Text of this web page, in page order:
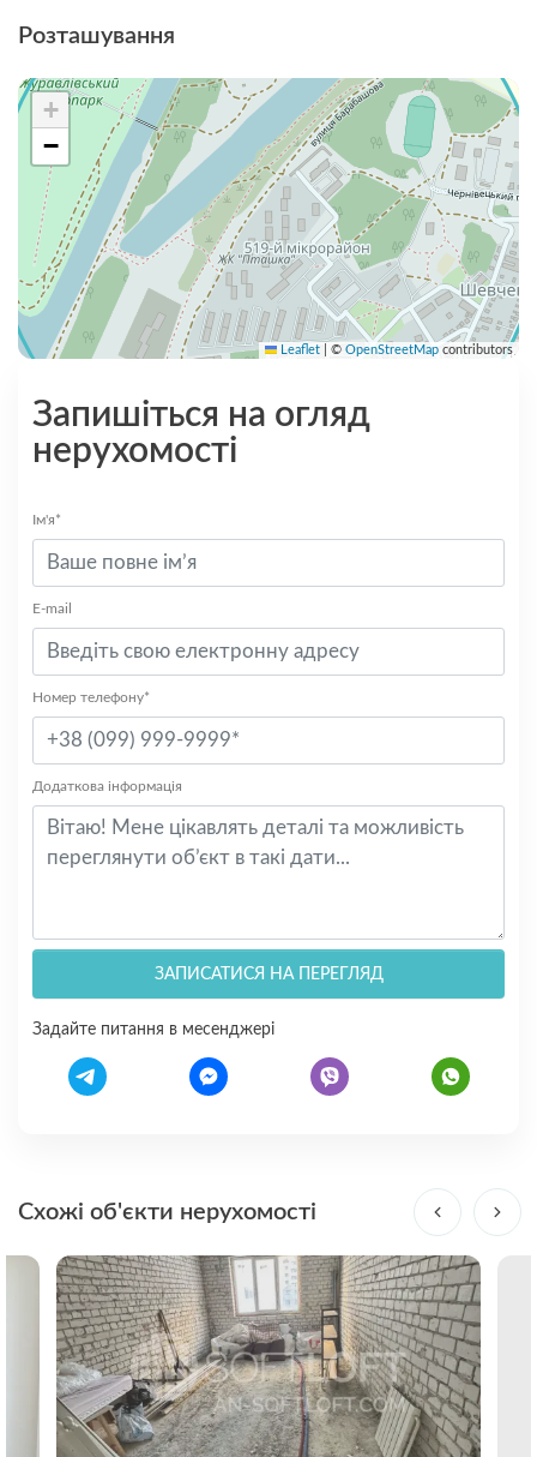
Розташування
+
−
Leaflet © OpenStreetMap contributors
Запишіться на огляд
нерухомості
Ім'я*
E-mail
Номер телефону*
Додаткова інформація
ЗАПИСАТИСЯ НА ПЕРЕГЛЯД
Задайте питання в месенджері
Схожі об'єкти нерухомості